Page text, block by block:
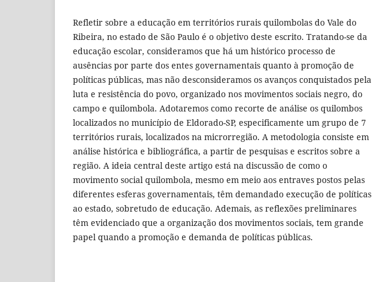
Refletir sobre a educação em territórios rurais quilombolas do Vale do
Ribeira, no estado de São Paulo é o objetivo deste escrito. Tratando-se da
educação escolar, consideramos que há um histórico processo de
ausências por parte dos entes governamentais quanto à promoção de
políticas públicas, mas não desconsideramos os avanços conquistados pela
luta e resistência do povo, organizado nos movimentos sociais negro, do
campo e quilombola. Adotaremos como recorte de análise os quilombos
localizados no município de Eldorado-SP, especificamente um grupo de 7
territórios rurais, localizados na microrregião. A metodologia consiste em
análise histórica e bibliográfica, a partir de pesquisas e escritos sobre a
região. A ideia central deste artigo está na discussão de como o
movimento social quilombola, mesmo em meio aos entraves postos pelas
diferentes esferas governamentais, têm demandado execução de políticas
ao estado, sobretudo de educação. Ademais, as reflexões preliminares
têm evidenciado que a organização dos movimentos sociais, tem grande
papel quando a promoção e demanda de políticas públicas.